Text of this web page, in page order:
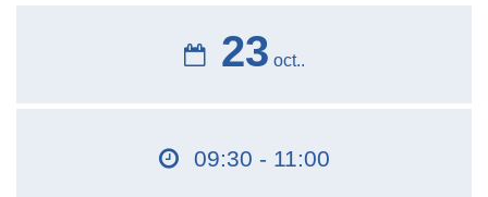
23 oct..
09:30 - 11:00